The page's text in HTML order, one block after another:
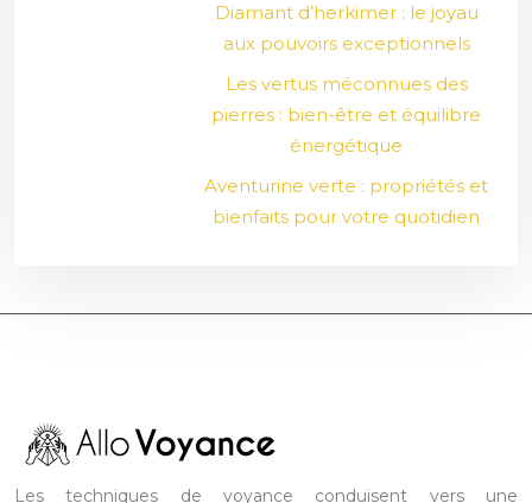
Diamant d’herkimer : le joyau
aux pouvoirs exceptionnels
Les vertus méconnues des
pierres : bien-être et équilibre
énergétique
Aventurine verte : propriétés et
bienfaits pour votre quotidien
Les techniques de voyance conduisent vers une